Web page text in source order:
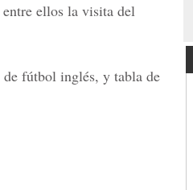
ellos la visita del
de fútbol inglés, y tabla de